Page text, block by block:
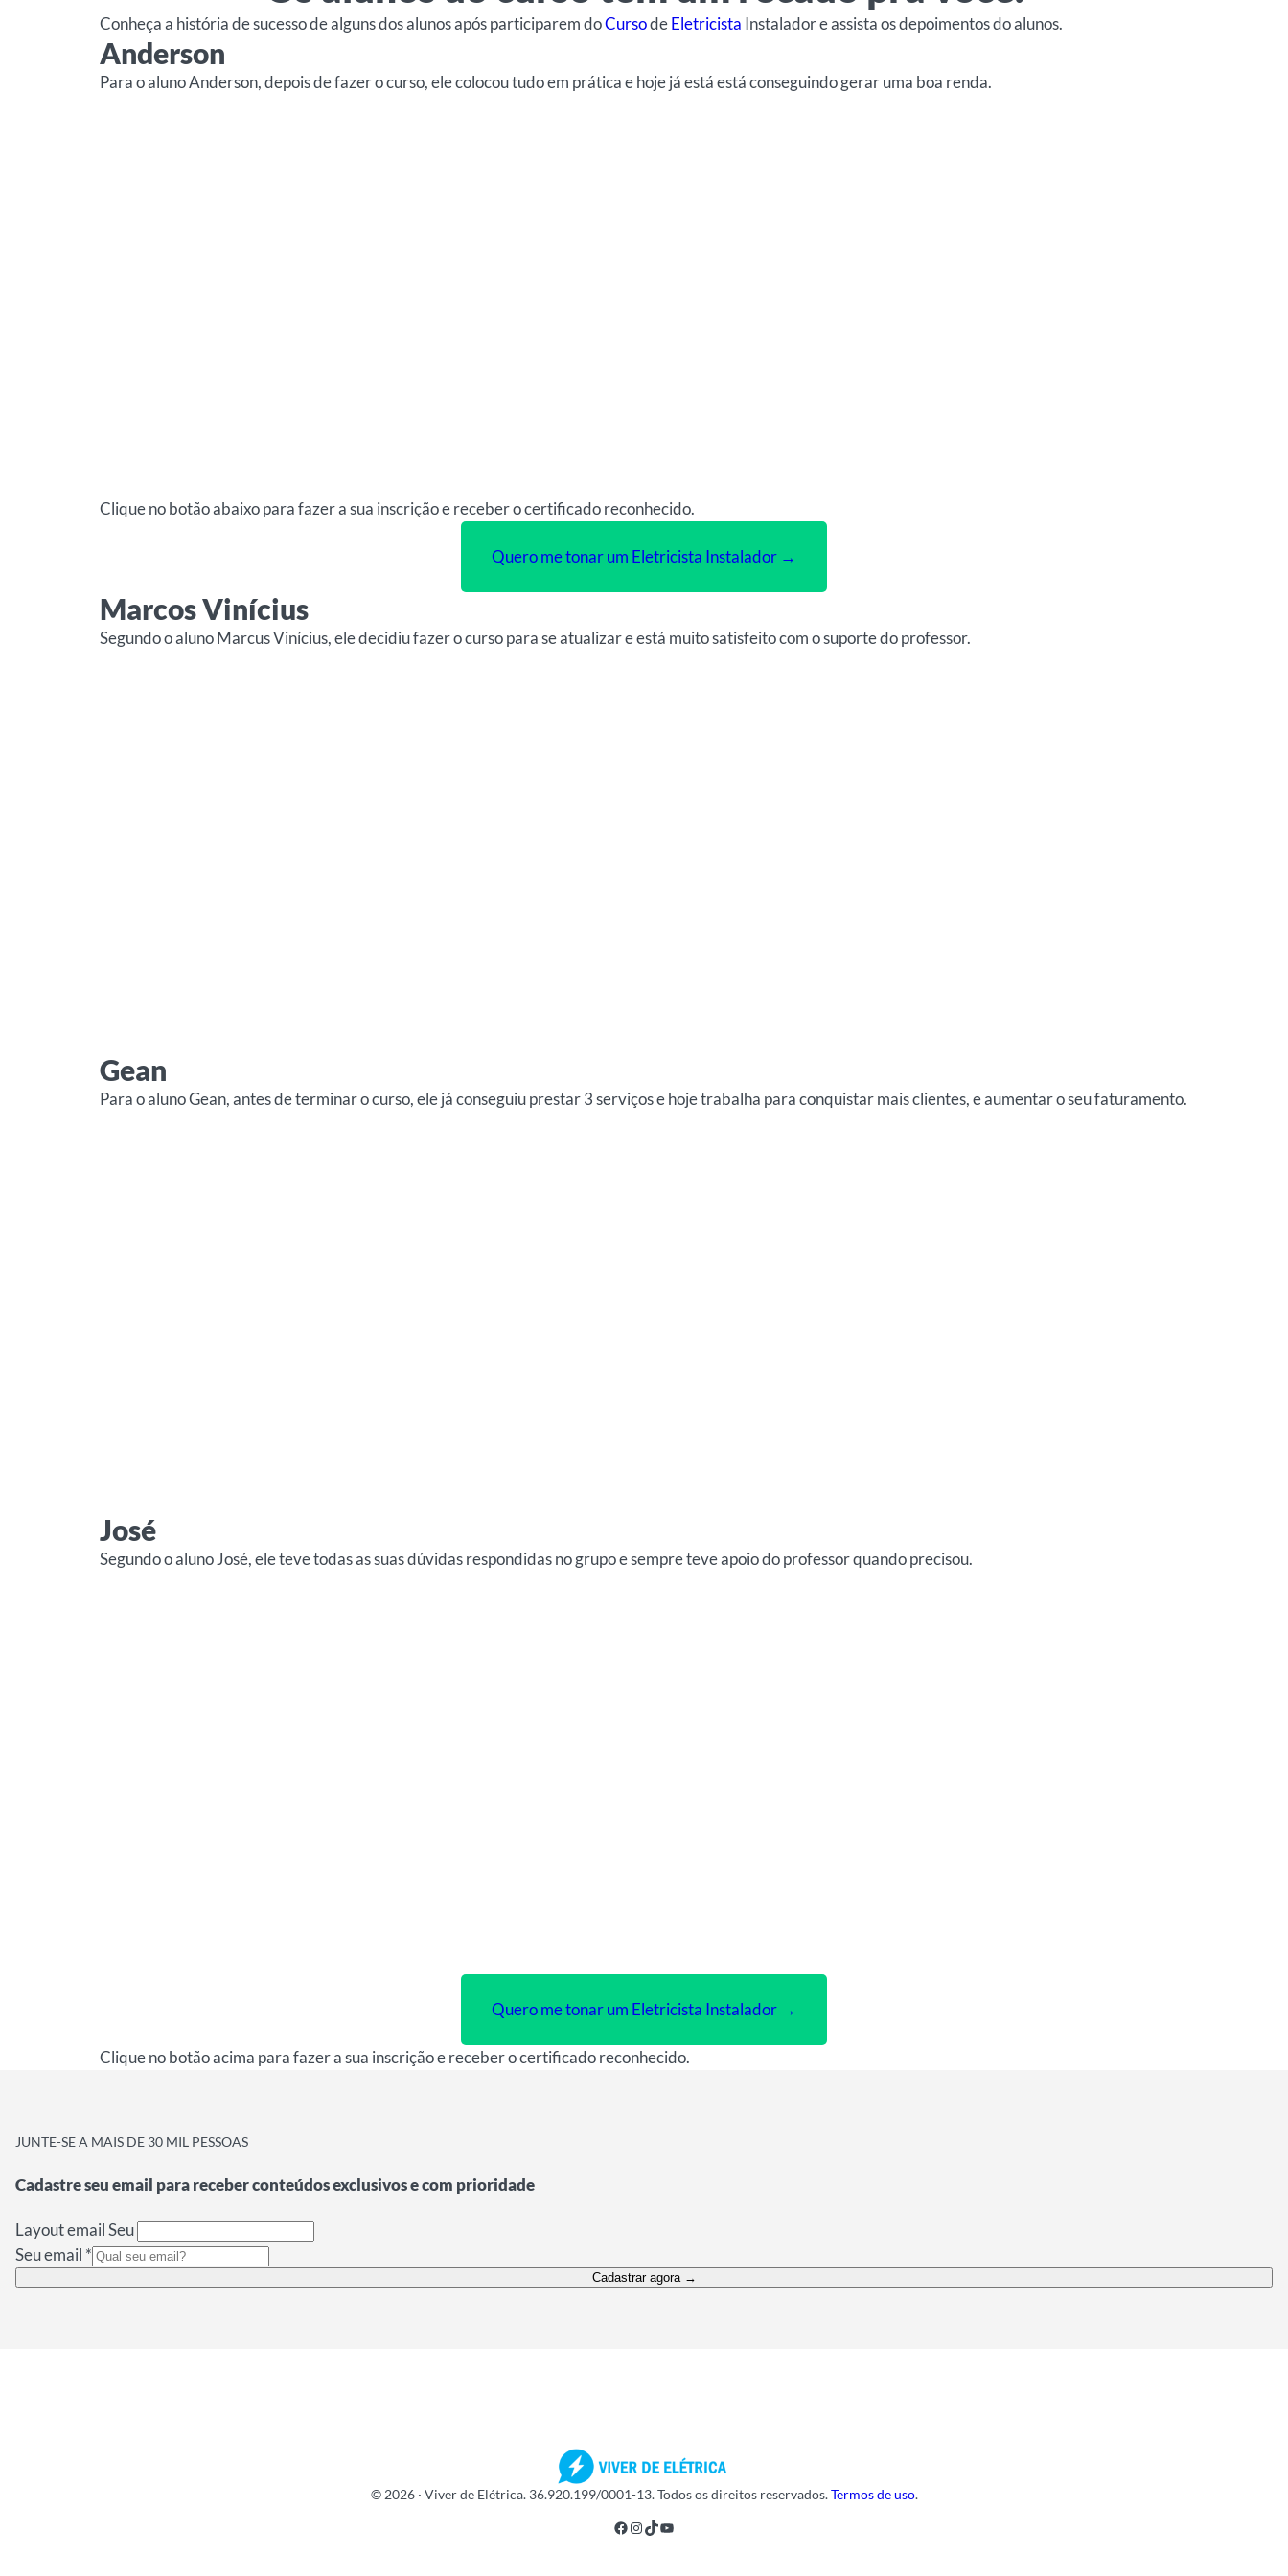
Conheça a história de sucesso de alguns dos alunos após participarem doCursodeEletricista Instalador e assista os depoimentos do alunos.
Anderson
Para o aluno Anderson, depois de fazer o curso, ele colocou tudo em prática e hoje já está está conseguindo gerar uma boa renda.
Clique no botão abaixo para fazer a sua inscrição e receber o certificado reconhecido.
Quero me tonar um Eletricista Instalador →
Marcos Vinícius
Segundo o aluno Marcus Vinícius, ele decidiu fazer o curso para se atualizar e está muito satisfeito com o suporte do professor.
Gean
Para o aluno Gean, antes de terminar o curso, ele já conseguiu prestar 3 serviços e hoje trabalha para conquistar mais clientes, e aumentar o seu faturamento.
José
Segundo o aluno José, ele teve todas as suas dúvidas respondidas no grupo e sempre teve apoio do professor quando precisou.
Quero me tonar um Eletricista Instalador →
Clique no botão acima para fazer a sua inscrição e receber o certificado reconhecido.
JUNTE-SE A MAIS DE 30 MIL PESSOAS
Cadastre seu email para receber conteúdos exclusivos e com prioridade
Layout email Seu
Seu email *
Cadastrar agora →
© 2026 · Viver de Elétrica. 36.920.199/0001-13. Todos os direitos reservados.Termos de uso.
Facebook Instagram TikTok Youtube